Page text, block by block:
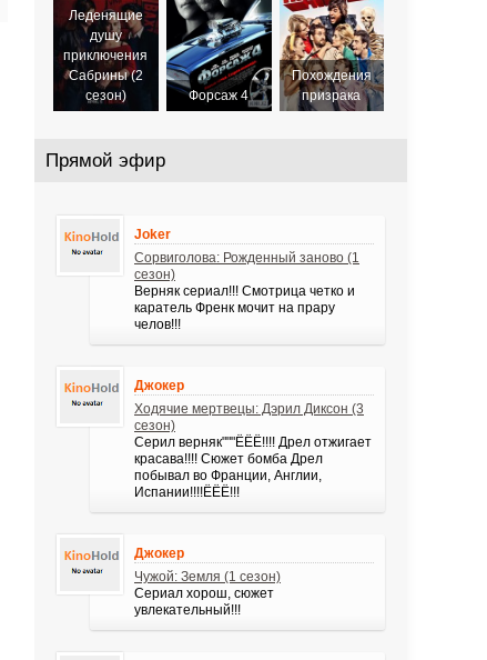
Леденящие
душу
приключения
Сабрины (2
сезон)
Форсаж 4
Похождения
призрака
Прямой эфир
Joker
Сорвиголова: Рожденный заново (1
сезон)
Верняк сериал!!! Смотрица четко и
каратель Френк мочит на прару
челов!!!
Джокер
Ходячие мертвецы: Дэрил Диксон (3
сезон)
Серил верняк"""ЁЁЁ!!!! Дрел отжигает
красава!!!! Сюжет бомба Дрел
побывал во Франции, Англии,
Испании!!!!ЁЁЁ!!!
Джокер
Чужой: Земля (1 сезон)
Сериал хорош, сюжет
увлекательный!!!